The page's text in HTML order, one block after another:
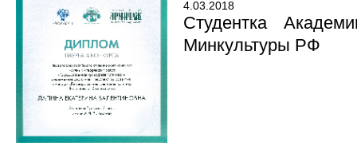
4.03.2018
Студентка
Минкультуры РФ